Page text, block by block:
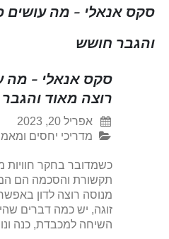
סקס אנאלי - מה
והגבר חושש
סקס אנאלי - מה
רוצה מאוד
אפריל 20, 2023
מדריכי יחסים
כשמדובר בחקר חוויות
תקשורת והסכמה הם
מנוסה רוצה לדון
זוגה, יש כמה דברים
השיחה למכבדת, כנה